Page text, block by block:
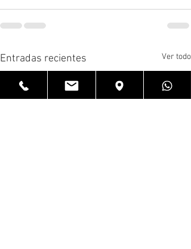
Entradas recientes Ver todo